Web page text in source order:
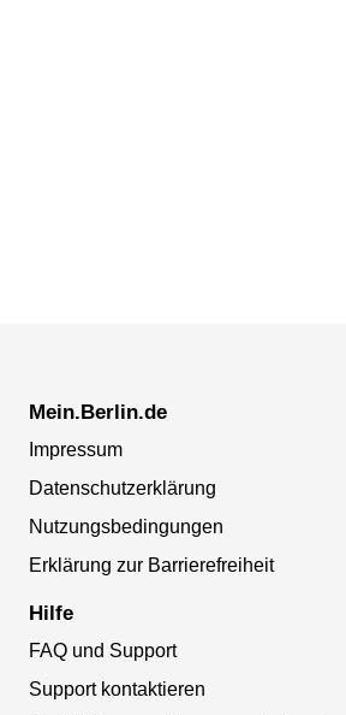
Mein.Berlin.de
Impressum
Datenschutzerklärung
Nutzungsbedingungen
Erklärung zur Barrierefreiheit
Hilfe
FAQ und Support
Support kontaktieren